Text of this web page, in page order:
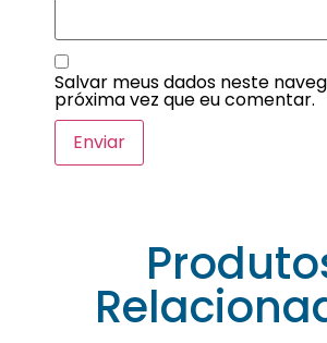
Salvar meus dados neste
próxima vez que eu comentar.